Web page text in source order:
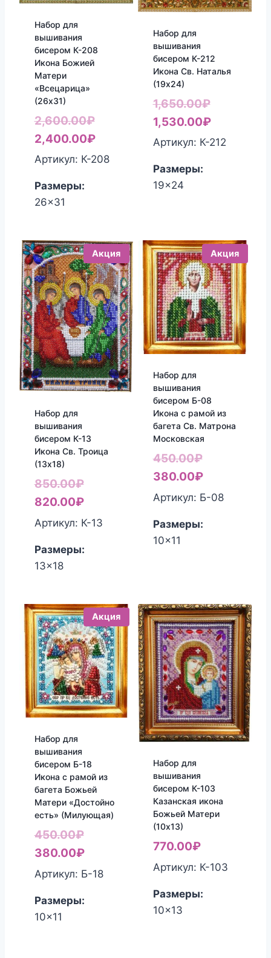
Набор для
вышивания
бисером К-208
Икона Божией
Матери
«Всецарица»
(26х31)
2,600.00₽Первоначальная
цена
составляла
2,600.00₽.
2,400.00₽Текущая
цена:
2,400.00₽.
Артикул: К-208
Размеры:
26x31
Набор для
вышивания
бисером К-212
Икона Св. Наталья
(19х24)
1,650.00₽
цена
1,530.00₽Текущая
цена:
Артикул: К-212
Размеры:
19x24
Акция
Набор для
вышивания
бисером К-13
Икона Св. Троица
(13х18)
850.00₽Первоначальная
цена
составляла
820.00₽Текущая
цена:
Артикул: К-13
Размеры:
13x18
Акция
Набор для
вышивания
бисером Б-08
Икона с рамой из
багета Св. Матрона
Московская
450.00₽
цена
составляла
380.00₽Текущая
цена:
Артикул: Б-08
Размеры:
10x11
Акция
Набор для
вышивания
бисером Б-18
Икона с рамой из
багета Божьей
Матери «Достойно
есть» (Милующая)
450.00₽Первоначальная
цена
составляла
380.00₽Текущая
цена:
Артикул: Б-18
Размеры:
10x11
Набор для
вышивания
бисером К-103
Казанская икона
Божьей Матери
(10х13)
770.00₽
Артикул: К-103
Размеры:
10x13